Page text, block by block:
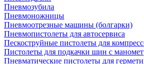
Пневмозубила
Пневмоножницы
Пневмоотрезные машины (болгарки)
Пневмопистолеты для автосервиса
Пескоструйные пистолеты для
Пистолеты для подкачки шин с
Пневматические пистолеты для